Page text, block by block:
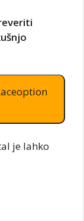
je lahko